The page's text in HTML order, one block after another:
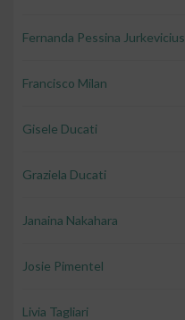
Fernanda Pessina Jurkevicius
Francisco Milan
Gisele Ducati
Graziela Ducati
Janaina Nakahara
Josie Pimentel
Livia Tagliari